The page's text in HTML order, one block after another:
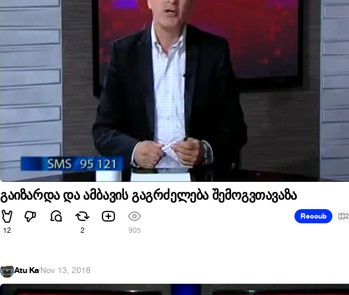
გაიზარდა და ამბავის გაგრძელება შემოგვთავაზა
12 2 905
Recoub 2
Atu Ka·Nov 13, 2018